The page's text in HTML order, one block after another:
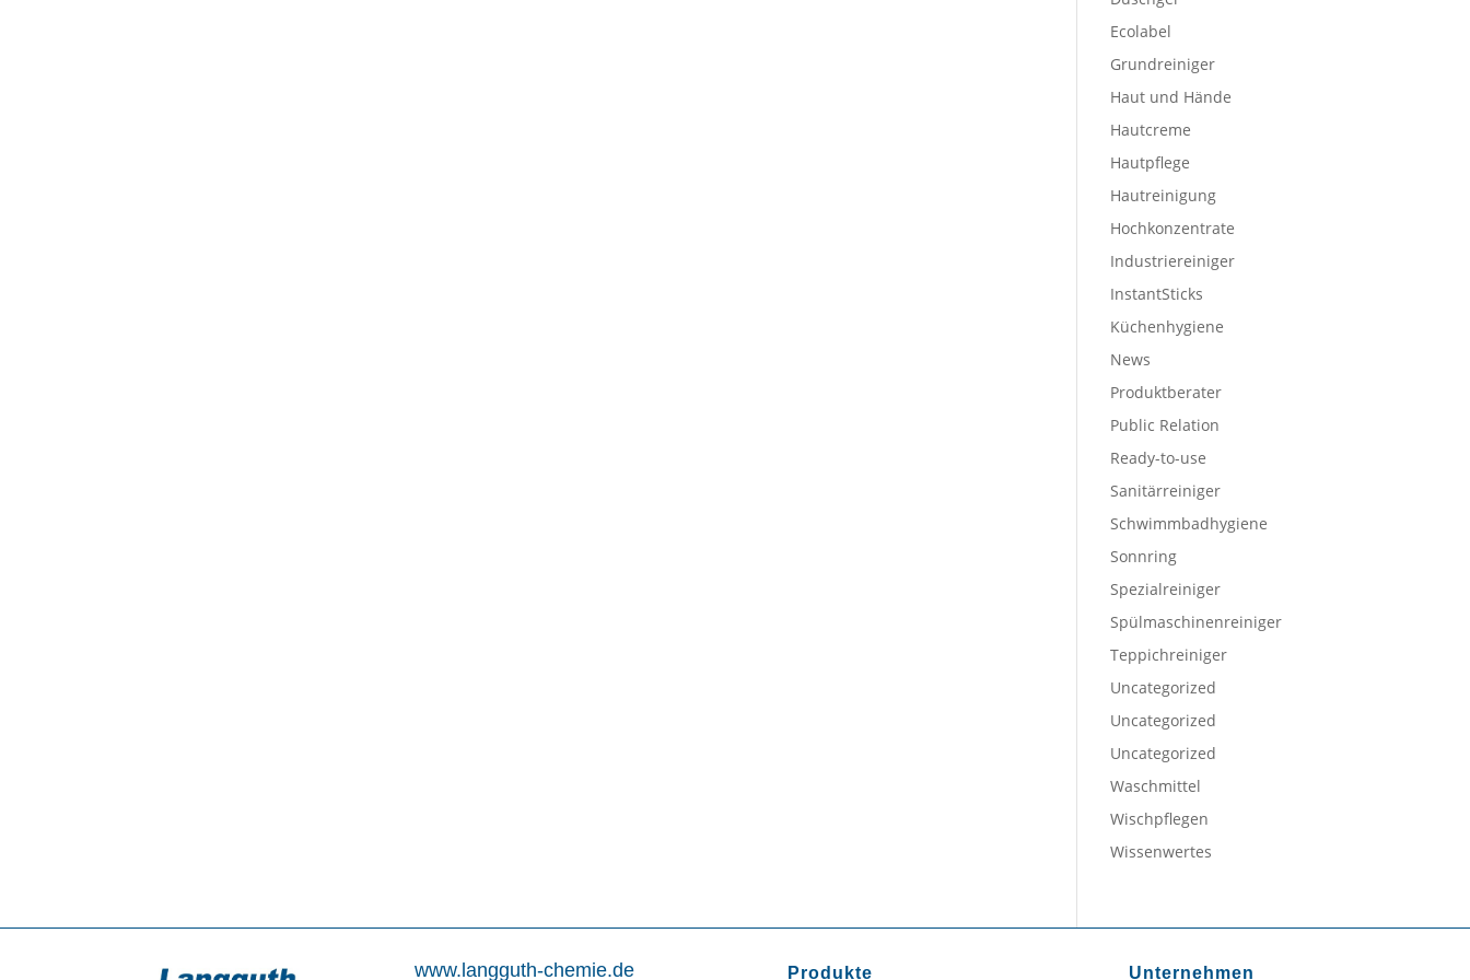
Ecolabel
Grundreiniger
Haut und Hände
Hautcreme
Hautpflege
Hautreinigung
Hochkonzentrate
Industriereiniger
InstantSticks
Küchenhygiene
News
Produktberater
Public Relation
Ready-to-use
Sanitärreiniger
Schwimmbadhygiene
Sonnring
Spezialreiniger
Spülmaschinenreiniger
Teppichreiniger
Uncategorized
Uncategorized
Uncategorized
Waschmittel
Wischpflegen
Wissenwertes
www.langguth-chemie.de Produkte Unternehmen